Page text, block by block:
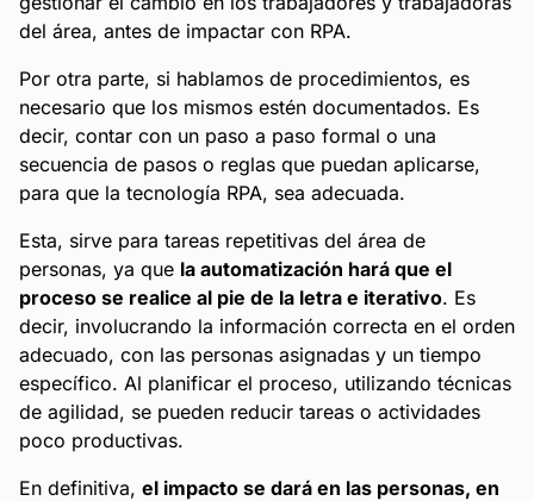
del área, antes de impactar con RPA.
Por otra parte, si hablamos de procedimientos, es
necesario que los mismos estén documentados. Es
decir, contar con un paso a paso formal o una
secuencia de pasos o reglas que puedan aplicarse,
para que la tecnología RPA, sea adecuada.
Esta, sirve para tareas repetitivas del área de
personas, ya que la automatización hará que el
proceso se realice al pie de la letra e iterativo. Es
decir, involucrando la información correcta en el orden
adecuado, con las personas asignadas y un tiempo
específico. Al planificar el proceso, utilizando técnicas
de agilidad, se pueden reducir tareas o actividades
poco productivas.
En definitiva, el impacto se dará en las personas, en